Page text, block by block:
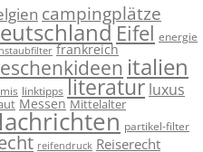
campingplätze
Eifel energie
frankreich
italien
linktipps literatur luxus
Messen Mittelalter
partikel-filter
reifendruck Reiserecht